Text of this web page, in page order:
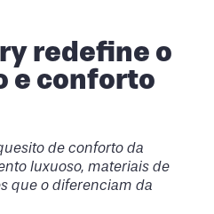
redefine o
e conforto
de conforto da
luxuoso, materiais de
que o diferenciam da